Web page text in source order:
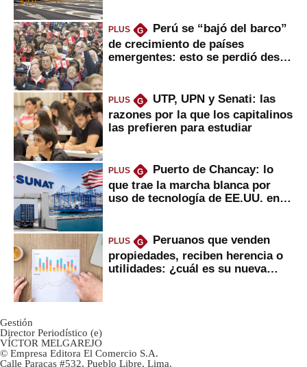
PLUS G
Perú se “bajó del barco”
de crecimiento de países
emergentes: esto se perdió desde
PLUS G
UTP, UPN y Senati: las
razones por la que los capitalinos
las prefieren para estudiar
PLUS G
Puerto de Chancay: lo
que trae la marcha blanca por
uso de tecnología de EE.UU. en
PLUS G
Peruanos que venden
propiedades, reciben herencia o
utilidades: ¿cuál es su nueva
Gestión
Director Periodístico (e)
VÍCTOR MELGAREJO
© Empresa Editora El Comercio S.A.
Calle Paracas #532, Pueblo Libre, Lima.